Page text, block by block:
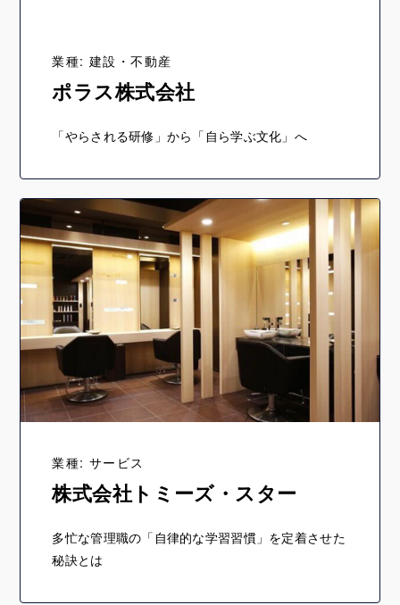
業種: 建設・不動産
ポラス株式会社
「やらされる研修」から「自ら学ぶ文化」へ
業種: サービス
株式会社トミーズ・スター
多忙な管理職の「自律的な学習習慣」を定着させた
秘訣とは